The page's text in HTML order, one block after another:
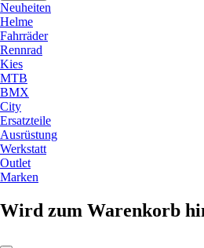
Neuheiten
Helme
Fahrräder
Rennrad
Kies
MTB
BMX
City
Ersatzteile
Ausrüstung
Werkstatt
Outlet
Marken
Wird zum Warenkorb